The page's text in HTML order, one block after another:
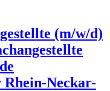
(m/w/d)
Rhein-Neckar-